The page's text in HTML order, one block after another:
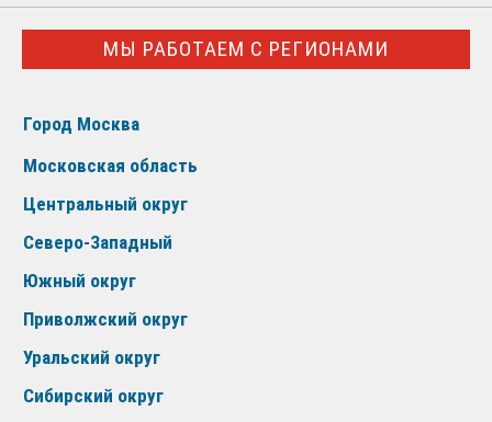
МЫ РАБОТАЕМ С РЕГИОНАМИ
Город Москва
Московская область
Центральный округ
Северо-Западный
Южный округ
Приволжский округ
Уральский округ
Сибирский округ